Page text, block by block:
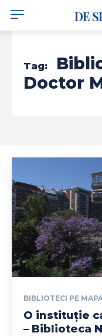
DE
Tag:
Doctor
BIBLIOTECI PE
O instituție
– Biblioteca